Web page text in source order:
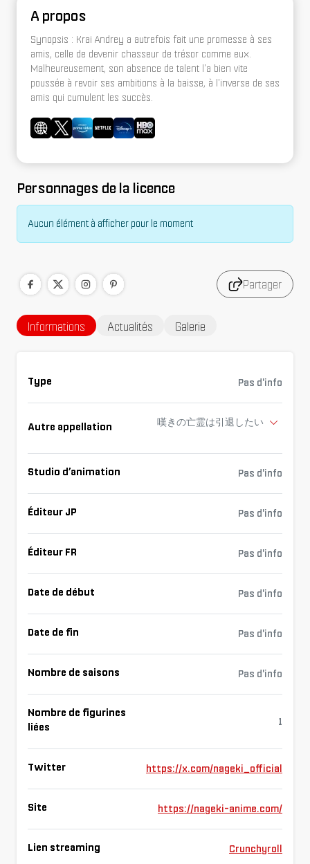
A propos
Synopsis : Krai Andrey a autrefois fait une promesse à ses
amis, celle de devenir chasseur de trésor comme eux.
Malheureusement, son absence de talent l'a bien vite
poussée à revoir ses ambitions à la baisse, à l'inverse de ses
amis qui cumulent les succès.
Personnages de la licence
Aucun élément à afficher pour le moment
Partager
Informations Actualités Galerie
Type Pas d'info
Autre appellation 嘆きの亡霊は引退したい
Studio d’animation Pas d'info
Éditeur JP Pas d'info
Éditeur FR Pas d'info
Date de début Pas d'info
Date de fin Pas d'info
Nombre de saisons Pas d'info
Nombre de figurines
liées
1
Twitter https://x.com/nageki_official
Site https://nageki-anime.com/
Lien streaming Crunchyroll